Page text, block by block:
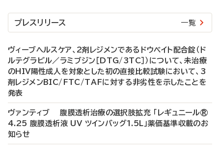
プレスリリース 一覧
ヴィーブヘルスケア、2剤レジメンであるドウベイト配合錠（ド
ルテグラビル／ラミブジン［DTG/3TC］）について、未治療
のHIV陽性成人を対象とした初の直接比較試験において、3
剤レジメンBIC/FTC/TAFに対する非劣性を示したことを
発表
ヴァンティブ 腹膜透析治療の選択肢拡充 「レギュニール®
4.25 腹膜透析液 UV ツインバッグ1.5L」薬価基準収載のお
知らせ